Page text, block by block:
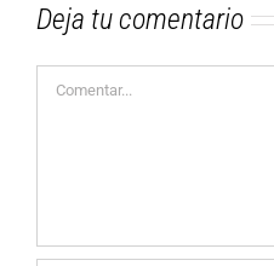
Deja tu comentario